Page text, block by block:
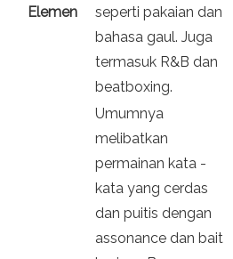
Elemen
seperti pakaian dan
bahasa gaul. Juga
termasuk R&B dan
beatboxing.
Umumnya
melibatkan
permainan kata -
kata yang cerdas
dan puitis dengan
assonance dan bait